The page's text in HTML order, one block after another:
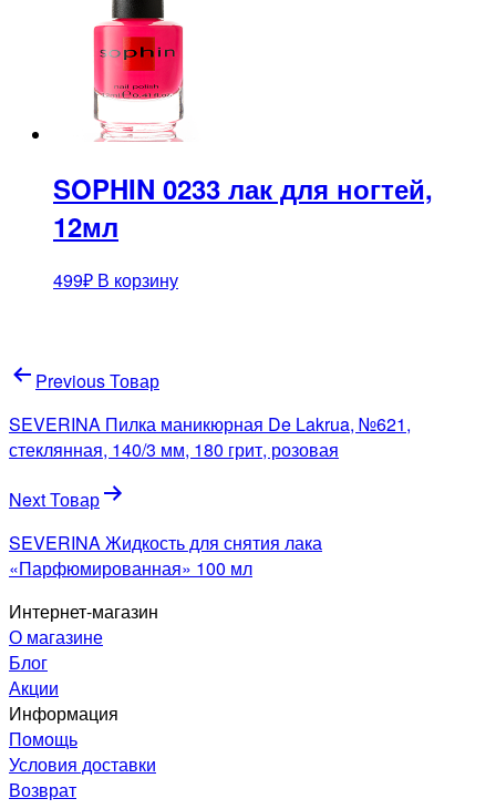
SOPHIN 0233 лак для ногтей,
12мл
499₽ В корзину
Навигация
по
записям
Previous Товар
SEVERINA Пилка маникюрная De Lakrua, №621,
стеклянная, 140/3 мм, 180 грит, розовая
Next Товар
SEVERINA Жидкость для снятия лака
«Парфюмированная» 100 мл
Интернет-магазин
О магазине
Блог
Акции
Информация
Помощь
Условия доставки
Возврат